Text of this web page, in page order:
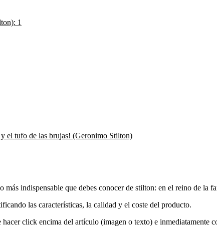
1
el tufo de las brujas! (Geronimo Stilton)
indispensable que debes conocer de stilton: en el reino de la
las características, la calidad y el coste del producto.
hacer click encima del artículo (imagen o texto) e inmediatamente